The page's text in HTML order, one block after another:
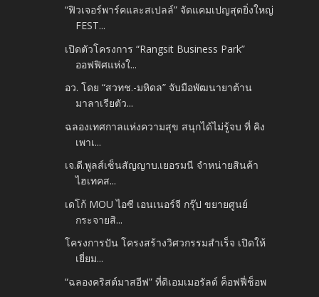
“ฟิวเจอร์พาร์คและสเปลล์” จัดแคมเปญสุดยิ่งใหญ่
FEST...
เปิดตัวโครงการ “Rangsit Business Park”
ออฟฟิศแห่งใ...
อว. โดย “สวทช.-มหิดล” จับมือพัฒนายาต้าน
มาลาเรียตัว...
ฉลองเทศกาลแห่งความสุข สนุกได้ไม่รู้จบ ที่ คิง
เพาเ...
เจ.ดี.พูลส์เซ็นสัญญาบ.เยอรมนี จำหน่ายสินค้า
ไฮเทคส...
เดโก้ MOU ไอซี เอนเนอร์จี กรุ๊ป ขยายศูนย์
กระจายสิ...
โครงการปัน โครงสร้างวิศวกรรมสำเร็จ เปิดให้
เยี่ยม...
“ฉลองคริสต์มาสอีฟ” ที่ดิเอมเมอรัลด์ ค็อฟฟี่ช็อพ